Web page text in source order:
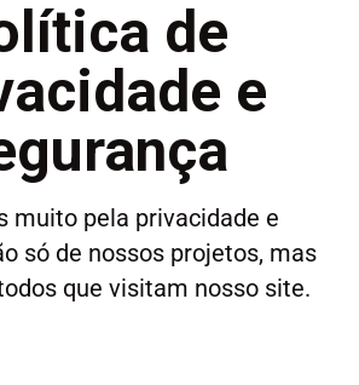
de
e
muito pela privacidade e
só de nossos projetos, mas
que visitam nosso site.